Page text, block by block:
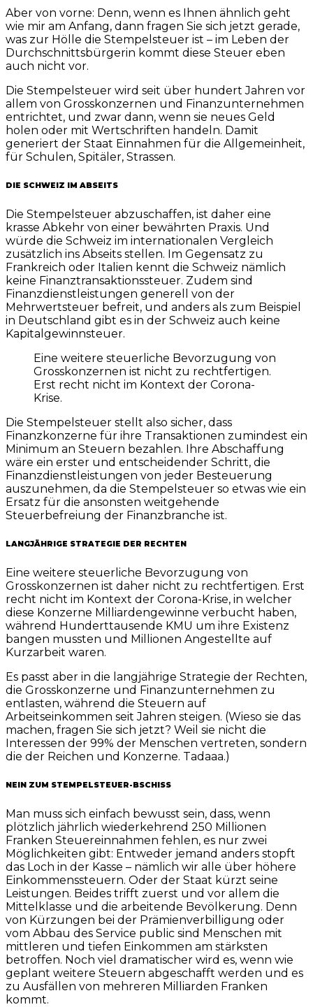
Aber von vorne: Denn, wenn es Ihnen ähnlich geht
wie mir am Anfang, dann fragen Sie sich jetzt gerade,
was zur Hölle die Stempelsteuer ist – im Leben der
Durchschnittsbürgerin kommt diese Steuer eben
auch nicht vor.
Die Stempelsteuer wird seit über hundert Jahren vor
allem von Grosskonzernen und Finanzunternehmen
entrichtet, und zwar dann, wenn sie neues Geld
holen oder mit Wertschriften handeln. Damit
generiert der Staat Einnahmen für die Allgemeinheit,
für Schulen, Spitäler, Strassen.
DIE SCHWEIZ IM ABSEITS
Die Stempelsteuer abzuschaffen, ist daher eine
krasse Abkehr von einer bewährten Praxis. Und
würde die Schweiz im internationalen Vergleich
zusätzlich ins Abseits stellen. Im Gegensatz zu
Frankreich oder Italien kennt die Schweiz nämlich
keine Finanztransaktionssteuer. Zudem sind
Finanzdienstleistungen generell von der
Mehrwertsteuer befreit, und anders als zum Beispiel
in Deutschland gibt es in der Schweiz auch keine
Kapitalgewinnsteuer.
Eine weitere steuerliche Bevorzugung von
Grosskonzernen ist nicht zu rechtfertigen.
Erst recht nicht im Kontext der Corona-
Krise.
Die Stempelsteuer stellt also sicher, dass
Finanzkonzerne für ihre Transaktionen zumindest ein
Minimum an Steuern bezahlen. Ihre Abschaffung
wäre ein erster und entscheidender Schritt, die
Finanzdienstleistungen von jeder Besteuerung
auszunehmen, da die Stempelsteuer so etwas wie ein
Ersatz für die ansonsten weitgehende
Steuerbefreiung der Finanzbranche ist.
LANGJÄHRIGE STRATEGIE DER RECHTEN
Eine weitere steuerliche Bevorzugung von
Grosskonzernen ist daher nicht zu rechtfertigen. Erst
recht nicht im Kontext der Corona-Krise, in welcher
diese Konzerne Milliardengewinne verbucht haben,
während Hunderttausende KMU um ihre Existenz
bangen mussten und Millionen Angestellte auf
Kurzarbeit waren.
Es passt aber in die langjährige Strategie der Rechten,
die Grosskonzerne und Finanzunternehmen zu
entlasten, während die Steuern auf
Arbeitseinkommen seit Jahren steigen. (Wieso sie das
machen, fragen Sie sich jetzt? Weil sie nicht die
Interessen der 99% der Menschen vertreten, sondern
die der Reichen und Konzerne. Tadaaa.)
NEIN ZUM STEMPELSTEUER-BSCHISS
Man muss sich einfach bewusst sein, dass, wenn
plötzlich jährlich wiederkehrend 250 Millionen
Franken Steuereinnahmen fehlen, es nur zwei
Möglichkeiten gibt: Entweder jemand anders stopft
das Loch in der Kasse – nämlich wir alle über höhere
Einkommenssteuern. Oder der Staat kürzt seine
Leistungen. Beides trifft zuerst und vor allem die
Mittelklasse und die arbeitende Bevölkerung. Denn
von Kürzungen bei der Prämienverbilligung oder
vom Abbau des Service public sind Menschen mit
mittleren und tiefen Einkommen am stärksten
betroffen. Noch viel dramatischer wird es, wenn wie
geplant weitere Steuern abgeschafft werden und es
zu Ausfällen von mehreren Milliarden Franken
kommt.